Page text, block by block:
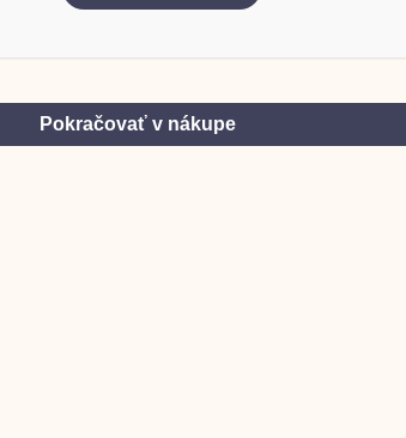
Pokračovať v nákupe